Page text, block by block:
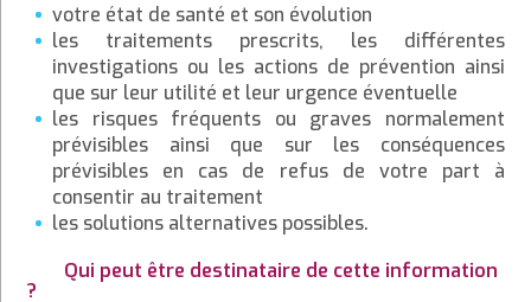
votre état de santé et son évolution
les traitements prescrits, les différentes
investigations ou les actions de prévention ainsi
que sur leur utilité et leur urgence éventuelle
les risques fréquents ou graves normalement
prévisibles ainsi que sur les conséquences
prévisibles en cas de refus de votre part à
consentir au traitement
les solutions alternatives possibles.
Qui peut être destinataire de cette information
?